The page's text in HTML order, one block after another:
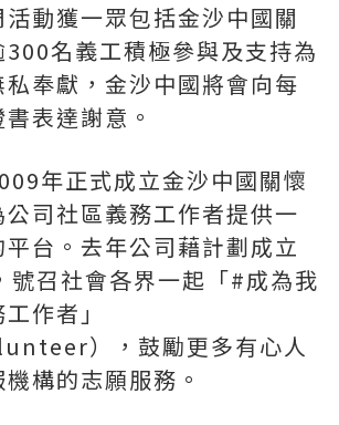
動獲一眾包括金沙中國關
名義工積極參與及支持為
奉獻，金沙中國將會向每
表達謝意。
年正式成立金沙中國關懷
司社區義務工作者提供一
台。去年公司藉計劃成立
號召社會各界一起「#成為我
作者」
），鼓勵更多有心人
構的志願服務。